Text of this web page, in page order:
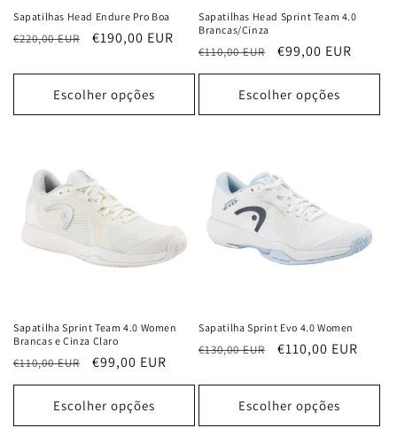
Sapatilhas Head Endure Pro Boa
Preço
€220,00 EUR
Preço
saldo
€190,00 EUR
Escolher opções
Sapatilhas Head Sprint Team 4.0
Brancas/Cinza
Preço
normal
€110,00 EUR
Preço
de
saldo
€99,00 EUR
Escolher opções
Sapatilha Sprint Team 4.0 Women
Brancas e Cinza Claro
Preço
normal
€110,00 EUR
Preço
de
saldo
€99,00 EUR
Escolher opções
Sapatilha Sprint Evo 4.0 Women
Preço
€130,00 EUR
Preço
saldo
€110,00 EUR
Escolher opções